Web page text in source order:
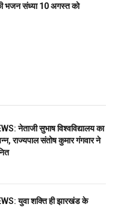
भजन संध्या 10 अगस्त को
नेताजी सुभाष विश्वविद्यालय का
राज्यपाल संतोष कुमार गंगवार ने
युवा शक्ति ही झारखंड के